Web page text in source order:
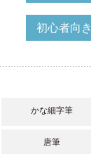
初心者向き
かな細字筆
唐筆